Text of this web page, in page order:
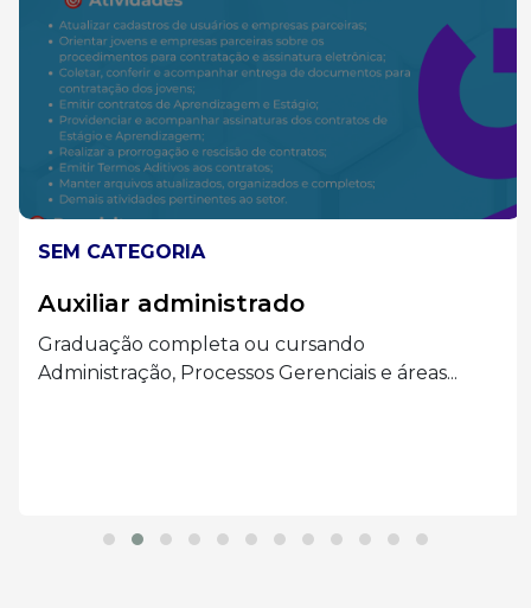
SEM CATEGORIA
Auxiliar administrado
Graduação completa ou cursando
Administração, Processos Gerenciais e áreas...